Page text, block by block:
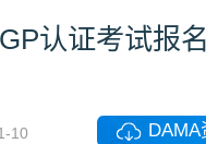
认证考试报
10